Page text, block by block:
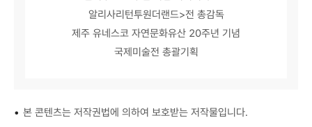
알리사리턴투원더랜드>전 총감독
제주 유네스코 자연문화유산 20주년 기념
국제미술전 총괄기획
• 본 콘텐츠는 저작권법에 의하여 보호받는 저작물입니다.